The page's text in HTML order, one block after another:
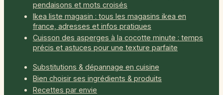
pendaisons et mots croisés
Ikea liste magasin : tous les magasins ikea en
france, adresses et infos pratiques
Cuisson des asperges à la cocotte minute : temps
précis et astuces pour une texture parfaite
Substitutions & dépannage en cuisine
Bien choisir ses ingrédients & produits
Recettes par envie